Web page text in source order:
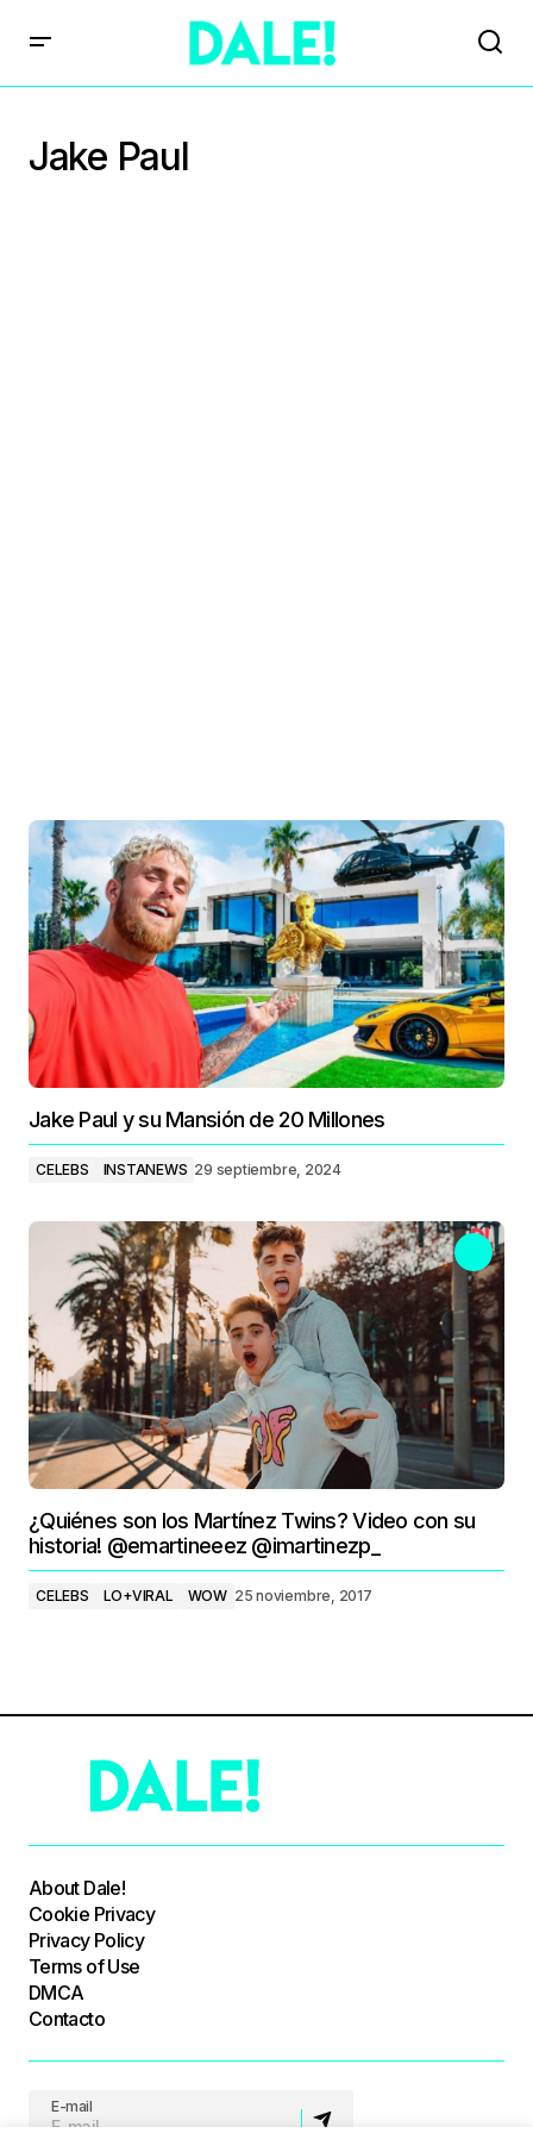
Jake Paul
Jake Paul y su Mansión de 20 Millones
CELEBS INSTANEWS 29 septiembre, 2024
¿Quiénes son los Martínez Twins? Video con su
historia! @emartineeez @imartinezp_
CELEBS LO+VIRAL WOW 25 noviembre, 2017
About Dale!
Cookie Privacy
Privacy Policy
Terms of Use
DMCA
Contacto
E-mail